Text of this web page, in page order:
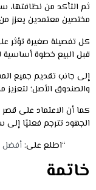
ثم التأكد من نظافتها،
مختصين معتمدين يعزز
كل تفصيلة صغيرة تؤثر
قبل البيع خطوة
إلى جانب تقديم جميع
والصندوق الأصل؛
كما أن الاعتماد على
الجهود تترجم فعليًا
“اطلع على:أفضل
خاتمة